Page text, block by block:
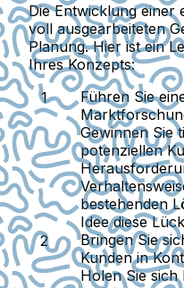
Die Entwicklung einer
voll ausgearbeiteten
Planung. Hier ist ein
Ihres Konzepts:
Führen Sie
Gewinnen Sie
potenziellen
bestehenden
Idee diese
Bringen Sie
Kunden in
Holen Sie